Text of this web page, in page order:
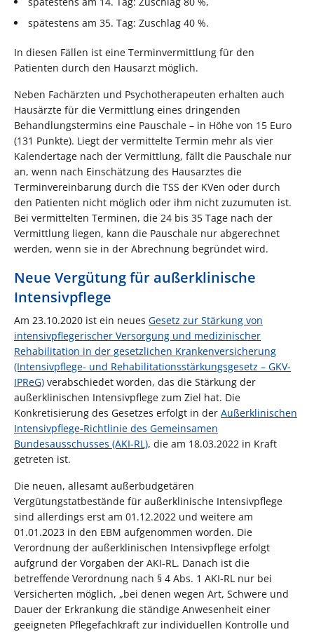
spätestens am 35. Tag: Zuschlag 40 %.
In diesen Fällen ist eine Terminvermittlung für den
Patienten durch den Hausarzt möglich.
Neben Fachärzten und Psychotherapeuten erhalten auch
Hausärzte für die Vermittlung eines dringenden
Behandlungstermins eine Pauschale – in Höhe von 15 Euro
(131 Punkte). Liegt der vermittelte Termin mehr als vier
Kalendertage nach der Vermittlung, fällt die Pauschale nur
an, wenn nach Einschätzung des Hausarztes die
Terminvereinbarung durch die TSS der KVen oder durch
den Patienten nicht möglich oder ihm nicht zuzumuten ist.
Bei vermittelten Terminen, die 24 bis 35 Tage nach der
Vermittlung liegen, kann die Pauschale nur abgerechnet
werden, wenn sie in der Abrechnung begründet wird.
Neue Vergütung für außerklinische
Intensivpflege
Am 23.10.2020 ist ein neues Gesetz zur Stärkung von
intensivpflegerischer Versorgung und medizinischer
Rehabilitation in der gesetzlichen Krankenversicherung
(Intensivpflege- und Rehabilitationsstärkungsgesetz – GKV-
IPReG) verabschiedet worden, das die Stärkung der
außerklinischen Intensivpflege zum Ziel hat. Die
Konkretisierung des Gesetzes erfolgt in der Außerklinischen
Intensivpflege-Richtlinie des Gemeinsamen
Bundesausschusses (AKI-RL), die am 18.03.2022 in Kraft
getreten ist.
Die neuen, allesamt außerbudgetären
Vergütungstatbestände für außerklinische Intensivpflege
sind allerdings erst am 01.12.2022 und weitere am
01.01.2023 in den EBM aufgenommen worden. Die
Verordnung der außerklinischen Intensivpflege erfolgt
aufgrund der Vorgaben der AKI-RL. Danach ist die
betreffende Verordnung nach § 4 Abs. 1 AKI-RL nur bei
Versicherten möglich, „bei denen wegen Art, Schwere und
Dauer der Erkrankung die ständige Anwesenheit einer
geeigneten Pflegefachkraft zur individuellen Kontrolle und